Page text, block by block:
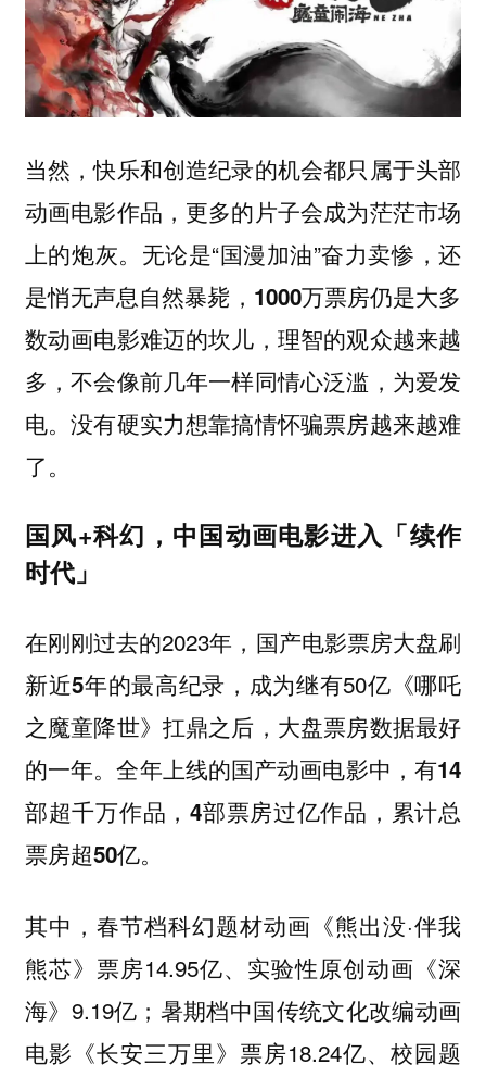
当然，快乐和创造纪录的机会都只属于头部
动画电影作品，更多的片子会成为茫茫市场
上的炮灰。无论是“国漫加油”奋力卖惨，还
是悄无声息自然暴毙， 1000万票房仍是大多
数动画电影难迈的坎儿 ，理智的观众越来越
多，不会像前几年一样同情心泛滥，为爱发
电。没有硬实力想靠搞情怀骗票房越来越难
了。
国风+科幻，中国动画电影进入「续作
时代」
在刚刚过去的2023年， 国产电影票房大盘刷
新近5年的最高纪录 ，成为继有50亿《哪吒
之魔童降世》扛鼎之后，大盘票房数据最好
的一年。全年上线的国产动画电影中， 有14
部超千万作品，4部票房过亿作品，累计总
票房超50亿。
其中，春节档科幻题材动画《熊出没·伴我
熊芯》票房14.95亿、实验性原创动画《深
海》9.19亿；暑期档中国传统文化改编动画
电影《长安三万里》票房18.24亿、校园题